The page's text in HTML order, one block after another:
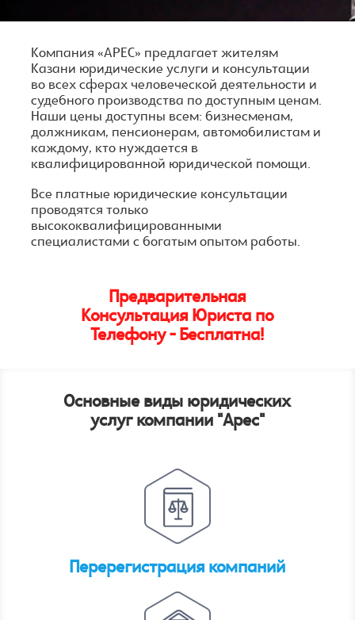
Компания «АРЕС» предлагает жителям
Казани юридические услуги и консультации
во всех сферах человеческой деятельности и
судебного производства по доступным ценам.
Наши цены доступны всем: бизнесменам,
должникам, пенсионерам, автомобилистам и
каждому, кто нуждается в
квалифицированной юридической помощи.
Все платные юридические консультации
проводятся только
высококвалифицированными
специалистами с богатым опытом работы.
Предварительная
Консультация Юриста по
Телефону - Бесплатна!
Основные виды юридических
услуг компании "Арес"
Перерегистрация компаний